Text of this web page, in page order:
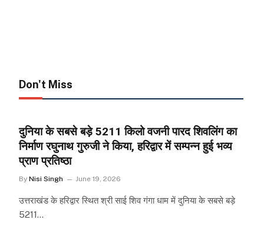
Don't Miss
दुनिया के सबसे बड़े 5211 किलो वजनी पारद शिवलिंग का
निर्माण रघुनाथ गुरुजी ने किया, हरिद्वार में सम्पन्न हुई भव्य
प्राण प्रतिष्ठा
By Nisi Singh June 19, 2026
उत्तराखंड के हरिद्वार स्थित श्री साई शिव गंगा धाम में दुनिया के सबसे बड़े
5211…